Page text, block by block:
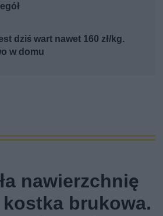
dziś wart nawet 160 zł/kg.
w domu
nawierzchnię
brukowa.